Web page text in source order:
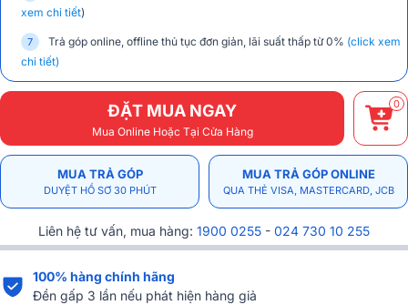
xem chi tiết)
Trả góp online, offline thủ tục đơn giản, lãi suất thấp từ 0% (click xem
chi tiết)
ĐẶT MUA NGAY
Mua Online Hoặc Tại Cửa Hàng
0
MUA TRẢ GÓP
DUYỆT HỒ SƠ 30 PHÚT
MUA TRẢ GÓP ONLINE
QUA THẺ VISA, MASTERCARD, JCB
Liên hệ tư vấn, mua hàng: 1900 0255 - 024 730 10 255
100% hàng chính hãng
Đền gấp 3 lần nếu phát hiện hàng giả